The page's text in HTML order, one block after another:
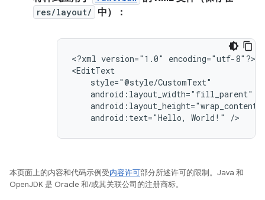
res/layout/ 中）：
<?xml version="1.0"
encoding="utf-8"?>
android:text="Hello,
World!" />
本页面上的内容和代码示例受内容许可部分所述许可的限制。Java 和
OpenJDK 是 Oracle 和/或其关联公司的注册商标。